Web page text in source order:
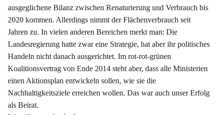
ausgeglichene Bilanz zwischen Renaturierung und Verbrauch bis
2020 kommen. Allerdings nimmt der Flächenverbrauch seit
Jahren zu. In vielen anderen Bereichen merkt man: Die
Landesregierung hatte zwar eine Strategie, hat aber ihr politisches
Handeln nicht danach ausgerichtet. Im rot-rot-grünen
Koalitionsvertrag von Ende 2014 steht aber, dass alle Ministerien
einen Aktionsplan entwickeln sollen, wie sie die
Nachhaltigkeitsziele erreichen wollen. Das war auch unser Erfolg
als Beirat.